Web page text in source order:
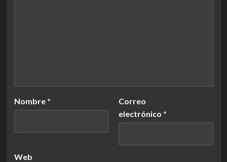
Nombre *
Correo
electrónico *
Web